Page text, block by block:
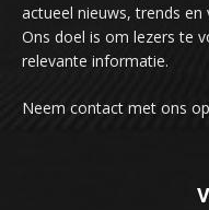
actueel nieuws, trends en
Ons doel is om lezers te
relevante informatie.
Neem contact met ons